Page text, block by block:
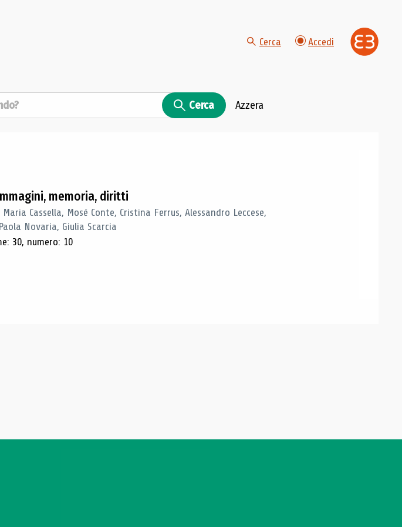
Cerca Accedi
Cerca Azzera
memoria, diritti
Cassella, Mosé Conte, Cristina Ferrus, Alessandro Leccese,
Novaria, Giulia Scarcia
30, numero: 10